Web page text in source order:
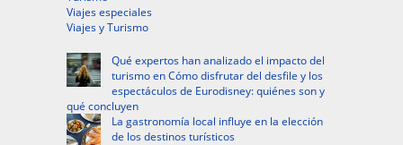
Viajes especiales
Viajes y Turismo
Qué expertos han analizado el impacto del
turismo en Cómo disfrutar del desfile y los
espectáculos de Eurodisney: quiénes son y
qué concluyen
La gastronomía local influye en la elección
de los destinos turísticos